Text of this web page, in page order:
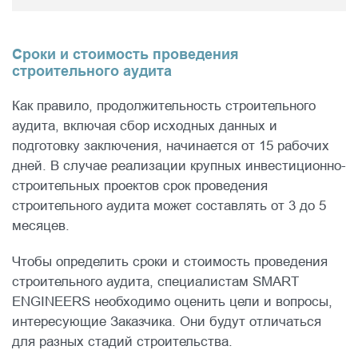
Сроки и стоимость проведения
строительного аудита
Как правило, продолжительность строительного
аудита, включая сбор исходных данных и
подготовку заключения, начинается от 15 рабочих
дней. В случае реализации крупных инвестиционно-
строительных проектов срок проведения
строительного аудита может составлять от 3 до 5
месяцев.
Чтобы определить сроки и стоимость проведения
строительного аудита, специалистам SMART
ENGINEERS необходимо оценить цели и вопросы,
интересующие Заказчика. Они будут отличаться
для разных стадий строительства.